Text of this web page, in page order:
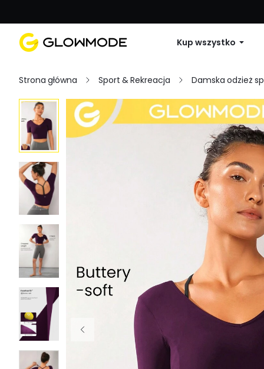
Kup wszystko
Strona główna Sport & Rekreacja Damska odzież